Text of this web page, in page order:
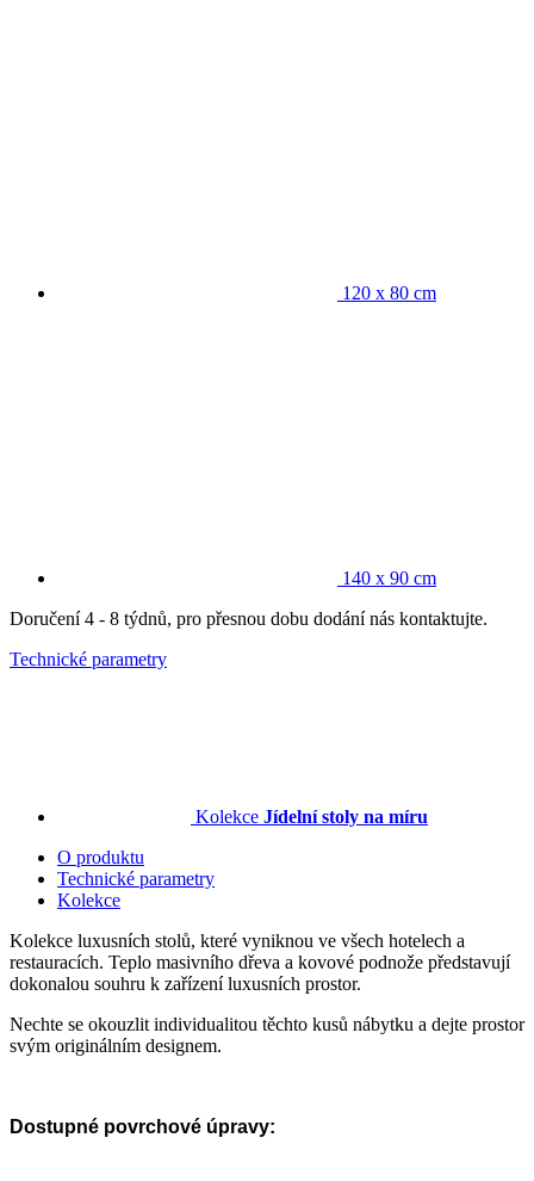
120 x 80 cm
140 x 90 cm
Doručení 4 - 8 týdnů, pro přesnou dobu dodání nás kontaktujte.
Technické parametry
Kolekce Jídelní stoly na míru
O produktu
Technické parametry
Kolekce
Kolekce luxusních stolů, které vyniknou ve všech hotelech a
restauracích. Teplo masivního dřeva a kovové podnože představují
dokonalou souhru k zařízení luxusních prostor.
Nechte se okouzlit individualitou těchto kusů nábytku a dejte prostor
svým originálním designem.
Dostupné povrchové úpravy: